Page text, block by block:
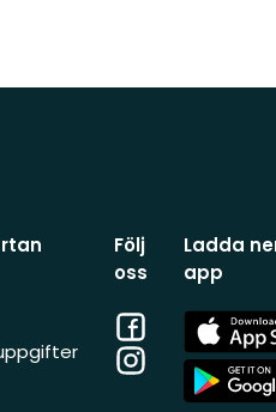
Följ
oss
Facebook
Instagram
Ladda
app
App
Store
App
Store